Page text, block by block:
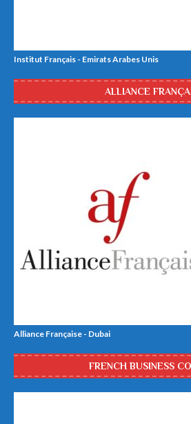
Institut Français - Emirats Arabes Unis
ALLIANCE
Alliance Française - Dubai
FRENCH BUSINESS